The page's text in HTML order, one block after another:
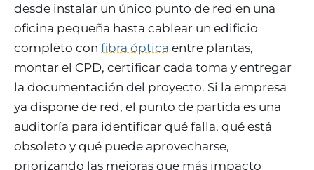
desde instalar un único punto de red en una
oficina pequeña hasta cablear un edificio
completo con fibra óptica entre plantas,
montar el CPD, certificar cada toma y entregar
la documentación del proyecto. Si la empresa
ya dispone de red, el punto de partida es una
auditoría para identificar qué falla, qué está
obsoleto y qué puede aprovecharse,
priorizando las mejoras que más impacto